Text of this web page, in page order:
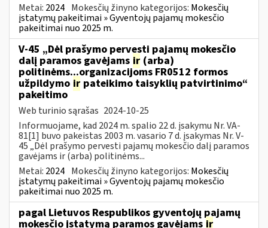
Metai: 2024 Mokesčių žinyno kategorijos: Mokesčių
įstatymų pakeitimai » Gyventojų pajamų mokesčio
pakeitimai nuo 2025 m.
V-45 „Dėl prašymo pervesti pajamų mokesčio
dalį paramos gavėjams ir (arba)
politinėms...organizacijoms FR0512 formos
užpildymo ir pateikimo taisyklių patvirtinimo“
pakeitimo
Web turinio sąrašas 2024-10-25
Informuojame, kad 2024 m. spalio 22 d. įsakymu Nr. VA-
81[1] buvo pakeistas 2003 m. vasario 7 d. įsakymas Nr. V-
45 „Dėl prašymo pervesti pajamų mokesčio dalį paramos
gavėjams ir (arba) politinėms...
Metai: 2024 Mokesčių žinyno kategorijos: Mokesčių
įstatymų pakeitimai » Gyventojų pajamų mokesčio
pakeitimai nuo 2025 m.
pagal Lietuvos Respublikos gyventojų pajamų
mokesčio įstatymą paramos gavėjams ir